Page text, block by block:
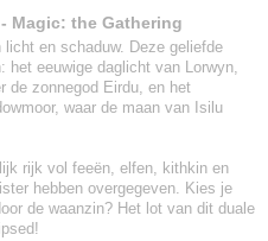
Magic: the Gathering
en schaduw. Deze geliefde
het eeuwige daglicht van Lorwyn,
de zonnegod Eirdu, en het
waar de maan van Isilu
rijk vol feeën, elfen, kithkin en
hebben overgegeven. Kies je
de waanzin? Het lot van dit duale